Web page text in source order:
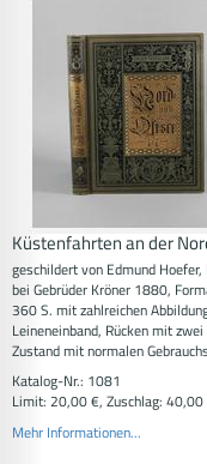
Küstenfahrten an der
geschildert von Edmund
bei Gebrüder Kröner 1880,
360 S. mit zahlreichen
Leineneinband, Rücken mit
Zustand mit normalen
Katalog-Nr.: 1081
Limit: 20,00 €, Zuschlag: 40,00
Mehr Informationen...